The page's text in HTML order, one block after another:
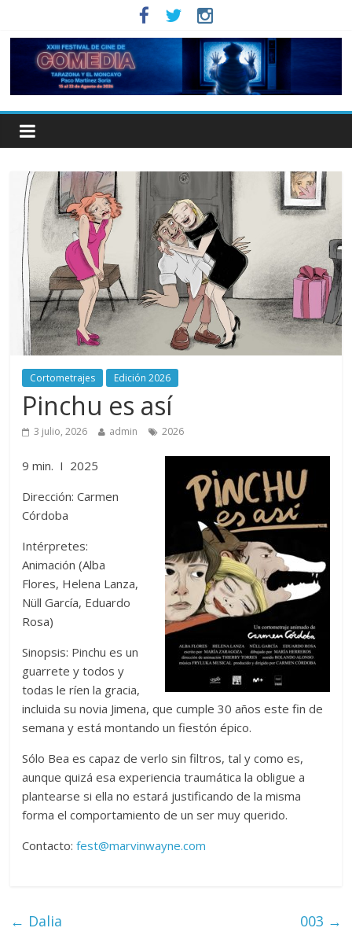
Cortometrajes Edición 2026
Pinchu es así
3 julio, 2026 admin 2026
9 min. I 2025
Dirección: Carmen
Córdoba
Intérpretes:
Animación (Alba
Flores, Helena Lanza,
Nüll García, Eduardo
Rosa)
Sinopsis: Pinchu es un
guarrete y todos y
todas le ríen la gracia,
incluida su novia Jimena, que cumple 30 años este fin de
semana y está montando un fiestón épico.
Sólo Bea es capaz de verlo sin filtros, tal y como es,
aunque quizá esa experiencia traumática la obligue a
plantearse si ella no estará justificando de la misma
forma el comportamiento de un ser muy querido.
Contacto:fest@marvinwayne.com
← Dalia 003 →